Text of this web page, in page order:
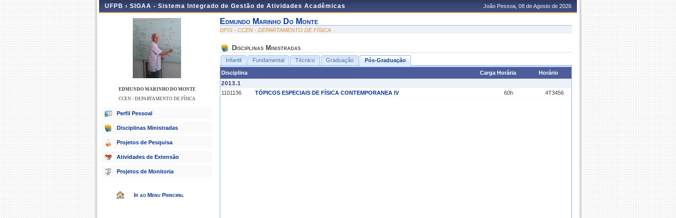
UFPB › SIGAA - Sistema Integrado de Gestão de Atividades Acadêmicas João Pessoa, 08 de Agosto de 2026
EDMUNDO MARINHO DO MONTE
CCEN - DEPARTAMENTO DE FÍSICA
Perfil Pessoal
Disciplinas Ministradas
Projetos de Pesquisa
Atividades de Extensão
Projetos de Monitoria
Ir ao Menu Principal
Edmundo Marinho Do Monte
DFIS - CCEN - DEPARTAMENTO DE FÍSICA
Disciplinas Ministradas
Infantil Fundamental Técnico Graduação Pós-Graduação
Disciplina Carga Horária
Horário
2013.1
1101136
TÓPICOS ESPECIAIS DE FÍSICA CONTEMPORANEA IV 60h 4T3456